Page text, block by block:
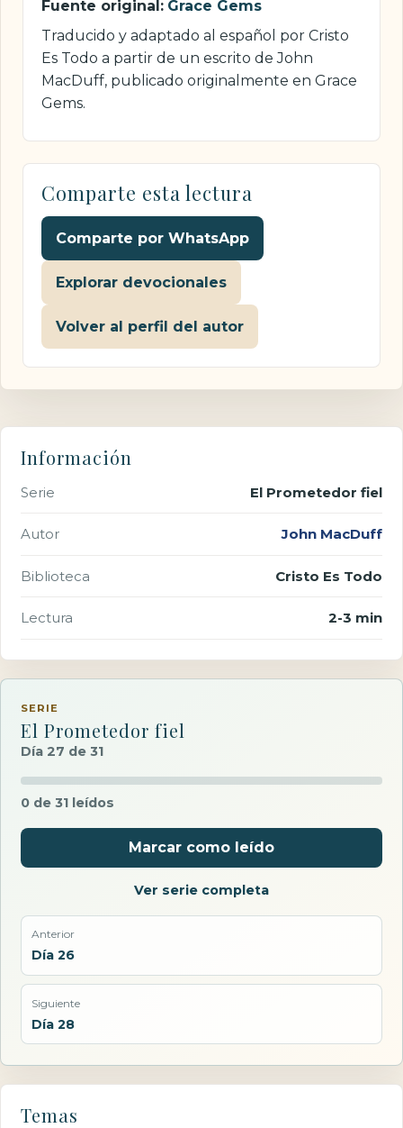
Fuente original: Grace Gems
Traducido y adaptado al español por Cristo
Es Todo a partir de un escrito de John
MacDuff, publicado originalmente en Grace
Gems.
Comparte esta lectura
Comparte por WhatsApp
Explorar devocionales
Volver al perfil del autor
Información
Serie El Prometedor fiel
Autor John MacDuff
Biblioteca Cristo Es Todo
Lectura 2-3 min
SERIE
El Prometedor fiel
Día 27 de 31
0 de 31 leídos
Marcar como leído
Ver serie completa
Anterior
Día 26
Siguiente
Día 28
Temas